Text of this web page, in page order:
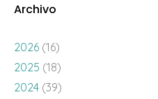
Archivo
2026 (16)
2025 (18)
2024 (39)